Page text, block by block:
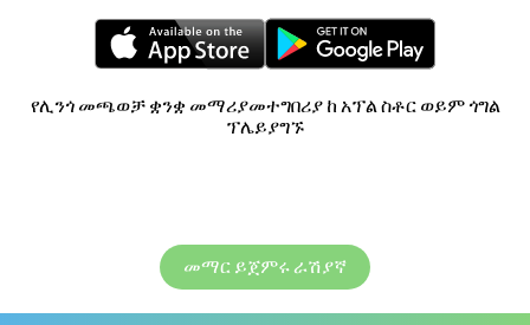
የሊንጎ መጫወቻ ቋንቋ መማሪያመተግበሪያ ከ አፕል ስቶር ወይም ጎግል
ፕሌይያግኙ
መማር ይጀምሩ ራሽያኛ